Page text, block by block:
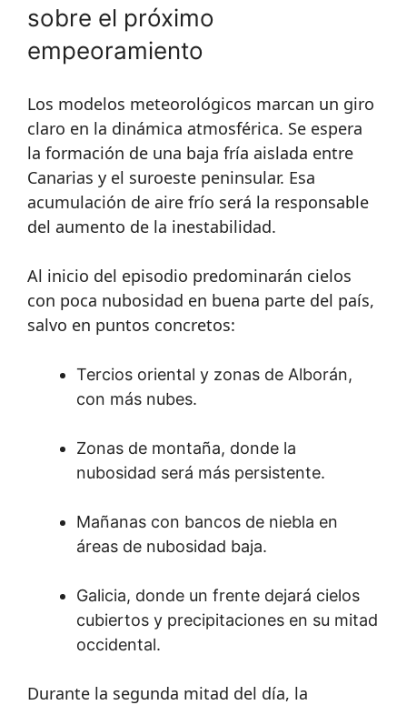
sobre el próximo
empeoramiento
Los modelos meteorológicos marcan un giro
claro en la dinámica atmosférica. Se espera
la formación de una baja fría aislada entre
Canarias y el suroeste peninsular. Esa
acumulación de aire frío será la responsable
del aumento de la inestabilidad.
Al inicio del episodio predominarán cielos
con poca nubosidad en buena parte del país,
salvo en puntos concretos:
Tercios oriental y zonas de Alborán,
con más nubes.
Zonas de montaña, donde la
nubosidad será más persistente.
Mañanas con bancos de niebla en
áreas de nubosidad baja.
Galicia, donde un frente dejará cielos
cubiertos y precipitaciones en su mitad
occidental.
Durante la segunda mitad del día, la